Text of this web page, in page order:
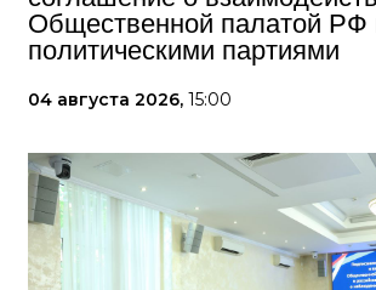
Общественной палатой РФ
политическими партиями
04 августа 2026, 15:00